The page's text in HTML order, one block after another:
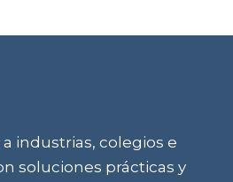
industrias, colegios e
soluciones prácticas y